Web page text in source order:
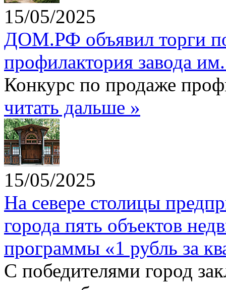
15/05/2025
ДОМ.РФ объявил торги
профилактория завода
Конкурс по продаже
читать дальше »
15/05/2025
На севере столицы
города пять объектов
программы «1 рубль за
С победителями город